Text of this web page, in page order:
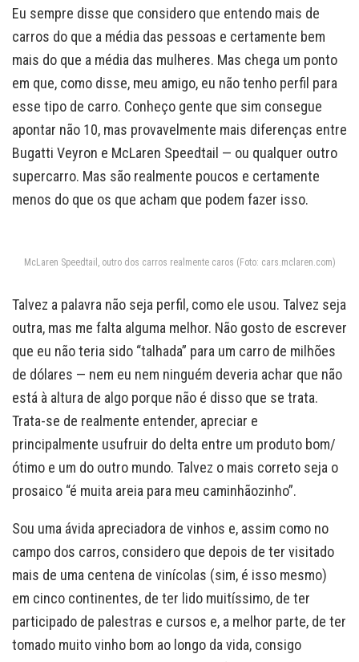
Eu sempre disse que considero que entendo mais de
carros do que a média das pessoas e certamente bem
mais do que a média das mulheres. Mas chega um ponto
em que, como disse, meu amigo, eu não tenho perfil para
esse tipo de carro. Conheço gente que sim consegue
apontar não 10, mas provavelmente mais diferenças entre
Bugatti Veyron e McLaren Speedtail — ou qualquer outro
supercarro. Mas são realmente poucos e certamente
menos do que os que acham que podem fazer isso.
McLaren Speedtail, outro dos carros realmente caros (Foto: cars.mclaren.com)
Talvez a palavra não seja perfil, como ele usou. Talvez seja
outra, mas me falta alguma melhor. Não gosto de escrever
que eu não teria sido “talhada” para um carro de milhões
de dólares — nem eu nem ninguém deveria achar que não
está à altura de algo porque não é disso que se trata.
Trata-se de realmente entender, apreciar e
principalmente usufruir do delta entre um produto bom/
ótimo e um do outro mundo. Talvez o mais correto seja o
prosaico “é muita areia para meu caminhãozinho”.
Sou uma ávida apreciadora de vinhos e, assim como no
campo dos carros, considero que depois de ter visitado
mais de uma centena de vinícolas (sim, é isso mesmo)
em cinco continentes, de ter lido muitíssimo, de ter
participado de palestras e cursos e, a melhor parte, de ter
tomado muito vinho bom ao longo da vida, consigo